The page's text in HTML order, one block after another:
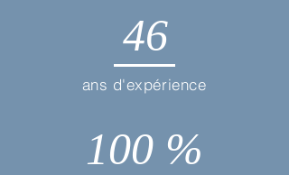
46
ans d'expérience
100 %